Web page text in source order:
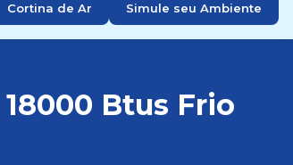
Cortina de Ar Simule seu Ambiente
Btus Frio